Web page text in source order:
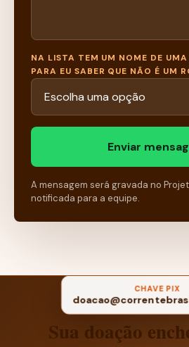
NA LISTA TEM UM NOME DE
PARA EU SABER QUE NÃO É UM
Enviar
A mensagem será gravada no
notificada para a equipe.
CHAVE PIX
Sua doação